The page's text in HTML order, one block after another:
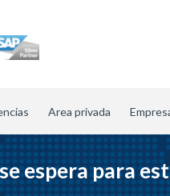
Area privada
espera para